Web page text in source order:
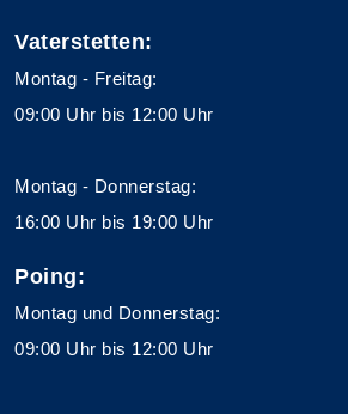
Vaterstetten:
Montag - Freitag:
09:00 Uhr bis 12:00 Uhr
Montag - Donnerstag:
16:00 Uhr bis 19:00 Uhr
Poing:
Montag und Donnerstag:
09:00 Uhr bis 12:00 Uhr